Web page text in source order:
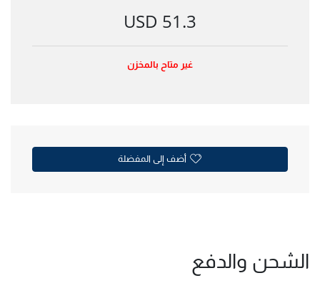
51.3 USD
غير متاح بالمخزن
أضف إلى المفضلة
الشحن والدفع